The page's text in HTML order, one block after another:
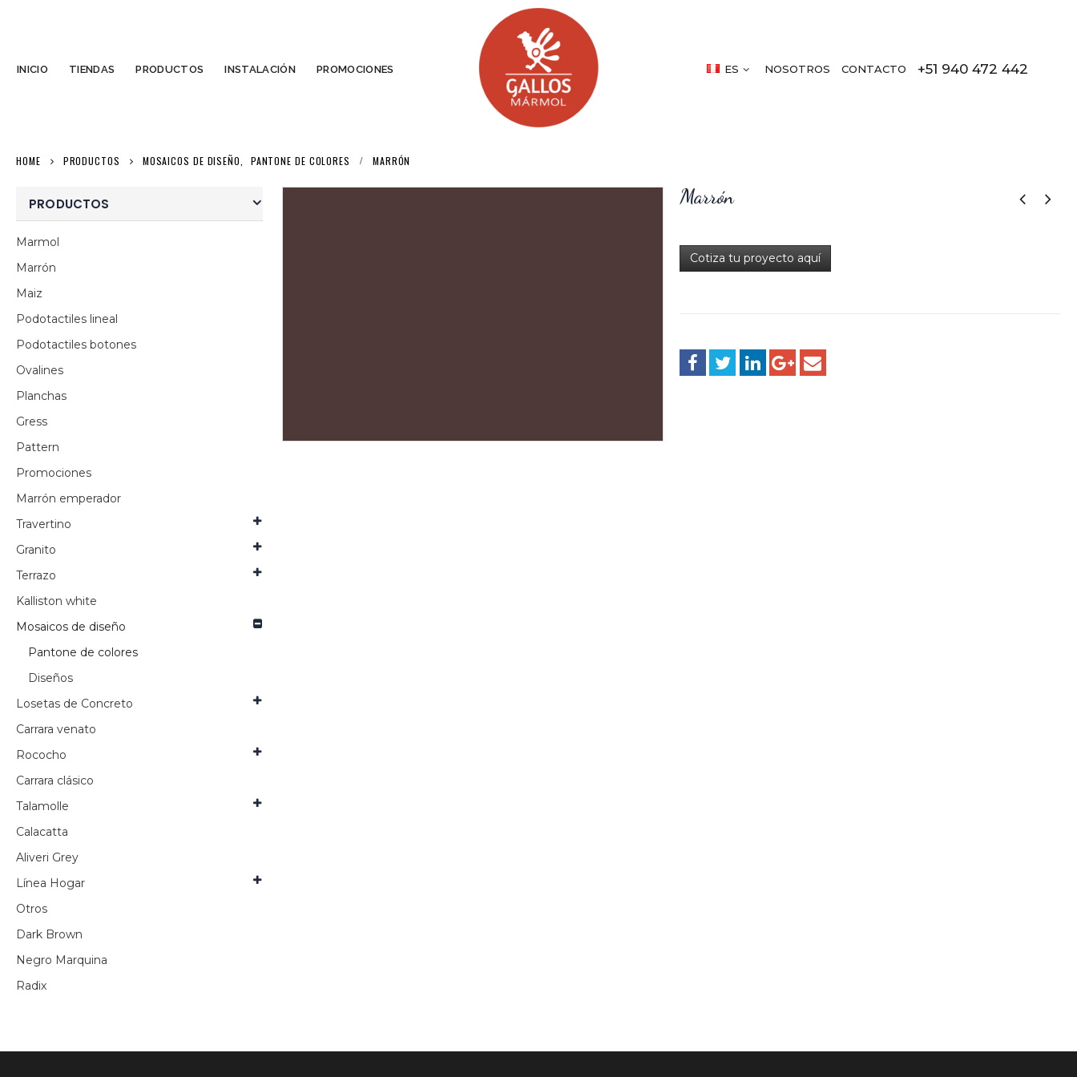
INICIO TIENDAS PRODUCTOS INSTALACIÓN PROMOCIONES ES NOSOTROS CONTACTO +51 940 472 442
HOME PRODUCTOS MOSAICOS DE DISEÑO PANTONE DE COLORES MARRÓN
Marrón
Cotiza tu proyecto aquí
PRODUCTOS
Marmol
Marrón
Maiz
Podotactiles lineal
Podotactiles botones
Ovalines
Planchas
Gress
Pattern
Promociones
Marrón emperador
Travertino
Granito
Terrazo
Kalliston white
Mosaicos de diseño
Pantone de colores
Diseños
Losetas de Concreto
Carrara venato
Rococho
Carrara clásico
Talamolle
Calacatta
Aliveri Grey
Línea Hogar
Otros
Dark Brown
Negro Marquina
Radix